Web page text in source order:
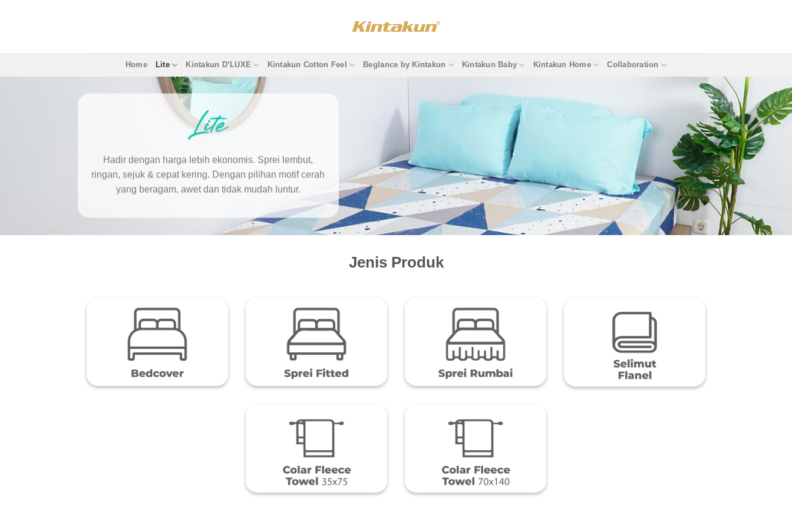
Home Lite Kintakun D’LUXE Kintakun Cotton Feel Beglance by Kintakun Kintakun Baby Kintakun Home Collaboration
Hadir dengan harga lebih ekonomis. Sprei lembut,
ringan, sejuk & cepat kering. Dengan pilihan motif cerah
yang beragam, awet dan tidak mudah luntur.
Jenis Produk